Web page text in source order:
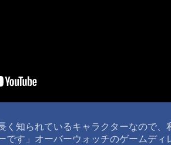
く知られているキャラクターなので、
です」オーバーウォッチのゲームディ